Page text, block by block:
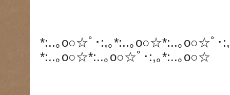
*:..｡o○☆ﾟ･:,｡*:..｡o○☆*:..｡o○☆ﾟ･
*:..｡o○☆*:..｡o○☆ﾟ･:,｡*:..｡o○☆